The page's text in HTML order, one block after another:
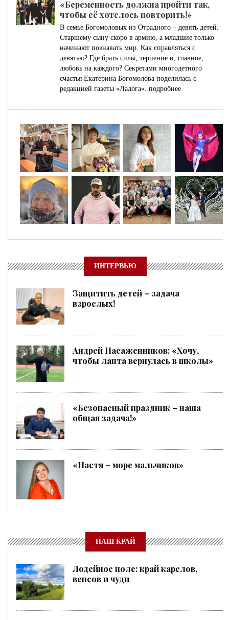
«Беременность должна пройти так,
чтобы её хотелось повторить!»
В семье Богомоловых из Отрадного – девять детей.
Старшему сыну скоро в армию, а младшие только
начинают познавать мир. Как справляться с
девятью? Где брать силы, терпение и, главное,
любовь на каждого? Секретами многодетного
счастья Екатерина Богомолова поделилась с
редакцией газеты «Ладога». подробнее
ИНТЕРВЬЮ
Защитить детей – задача
взрослых!
Андрей Пасаженников: «Хочу,
чтобы лапта вернулась в школы»
«Безопасный праздник – наша
общая задача!»
«Настя – море мальчиков»
НАШ КРАЙ
Лодейное поле: край карелов,
вепсов и чуди